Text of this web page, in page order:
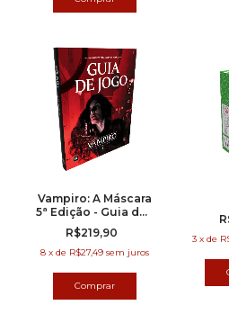
Vampiro: A Máscara
5ª Edição - Guia dos
Jogadores
(Suplemento)
R$219,90
8 x de R$27,49 sem juros
3 x de